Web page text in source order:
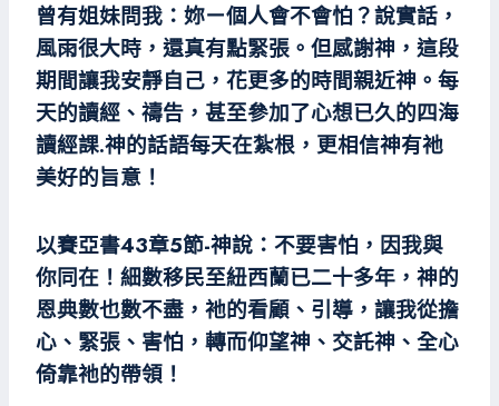
曾有姐妹問我：妳ㄧ個人會不會怕？說實話，
風雨很大時，還真有點緊張。但感謝神，這段
期間讓我安靜自己，花更多的時間親近神。每
天的讀經、禱告，甚至參加了心想已久的四海
讀經課.神的話語每天在紮根，更相信神有祂
美好的旨意！
以賽亞書43章5節-神說：不要害怕，因我與
你同在！細數移民至紐西蘭已二十多年，神的
恩典數也數不盡，祂的看顧、引導，讓我從擔
心、緊張、害怕，轉而仰望神、交託神、全心
倚靠祂的帶領！